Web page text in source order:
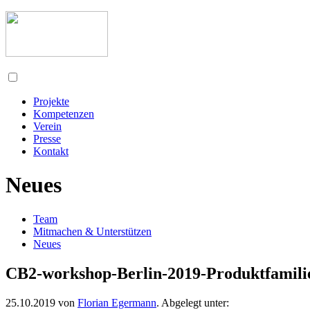
Projekte
Kompetenzen
Verein
Presse
Kontakt
Neues
Team
Mitmachen & Unterstützen
Neues
CB2-workshop-Berlin-2019-
25.10.2019 von Florian Egermann. Abgelegt unter: